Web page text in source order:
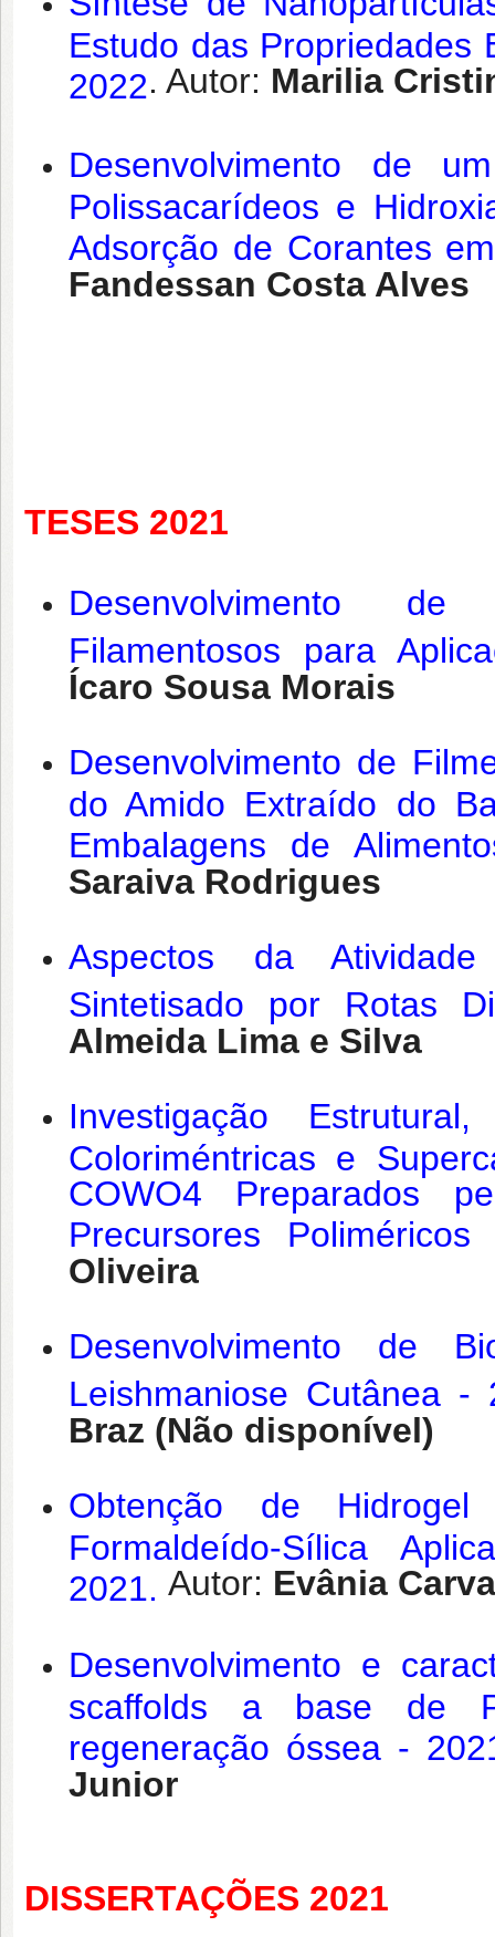
Estudo das Propriedades
2022. Autor: Marilia
Desenvolvimento de
Polissacarídeos e
Adsorção de Corantes
Fandessan Costa Alves
TESES 2021
Desenvolvimento
Filamentosos para
Ícaro Sousa Morais
Desenvolvimento de
do Amido Extraído do
Embalagens de
Saraiva Rodrigues
Aspectos da Atividade
Sintetisado por Rotas
Almeida Lima e Silva
Investigação
Coloriméntricas e
COWO4 Preparados
Precursores
Oliveira
Desenvolvimento de
Leishmaniose Cutânea -
Braz (Não disponível)
Obtenção de
Formaldeído-Sílica
2021.
Autor: Evânia
Desenvolvimento e
scaffolds a base de
regeneração óssea -
Junior
DISSERTAÇÕES 2021